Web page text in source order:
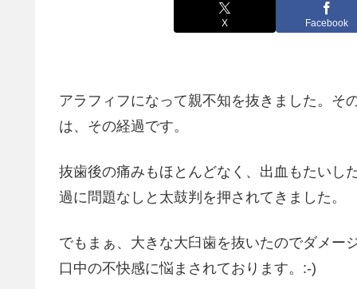
X Facebook
アラフィフになって親不知を抜きました。そ
は、その経過です。
抜歯後の痛みもほとんどなく、出血もたいし
過に問題なしと太鼓判を押されてきました。
でもまぁ、大きな大臼歯を抜いたのでダメー
口中の不快感に悩まされております。:-)